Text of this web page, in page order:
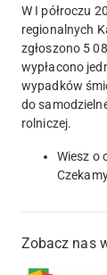
W I półroczu
regionalnych
zgłoszono 5
wypłacono
wypadków
do
rolniczej.
Wiesz o
Zobacz nas